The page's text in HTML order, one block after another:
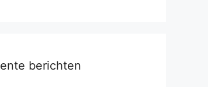
berichten